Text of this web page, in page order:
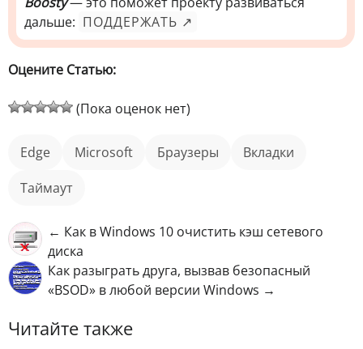
дальше: ПОДДЕРЖАТЬ ↗
Оцените Статью:
(Пока оценок нет)
Edge Microsoft Браузеры
вкладки
таймаут
← Как в Windows 10 очистить кэш сетевого
диска
Как разыграть друга, вызвав безопасный
«BSOD» в любой версии Windows →
Читайте также